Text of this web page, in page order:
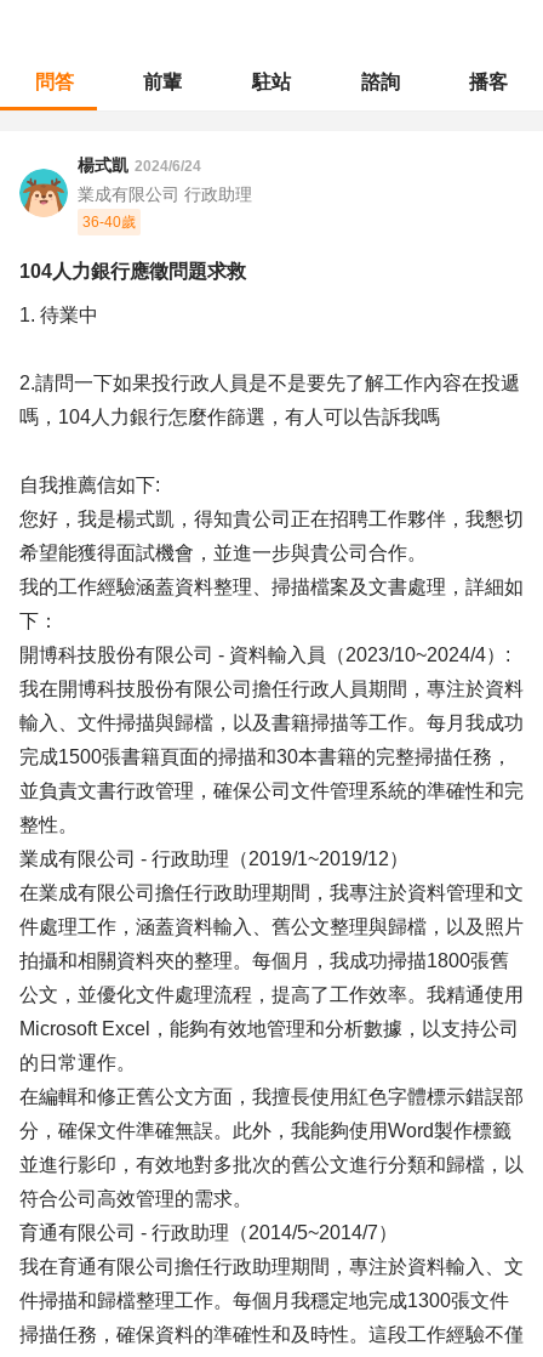
問答 前輩 駐站 諮詢 播客
楊式凱 2024/6/24
業成有限公司 行政助理
36-40歲
104人力銀行應徵問題求救
1. 待業中
2.請問一下如果投行政人員是不是要先了解工作內容在投遞
嗎，104人力銀行怎麼作篩選，有人可以告訴我嗎
自我推薦信如下:
您好，我是楊式凱，得知貴公司正在招聘工作夥伴，我懇切
希望能獲得面試機會，並進一步與貴公司合作。
我的工作經驗涵蓋資料整理、掃描檔案及文書處理，詳細如
下：
開博科技股份有限公司 - 資料輸入員（2023/10~2024/4）:
我在開博科技股份有限公司擔任行政人員期間，專注於資料
輸入、文件掃描與歸檔，以及書籍掃描等工作。每月我成功
完成1500張書籍頁面的掃描和30本書籍的完整掃描任務，
並負責文書行政管理，確保公司文件管理系統的準確性和完
整性。
業成有限公司 - 行政助理（2019/1~2019/12）
在業成有限公司擔任行政助理期間，我專注於資料管理和文
件處理工作，涵蓋資料輸入、舊公文整理與歸檔，以及照片
拍攝和相關資料夾的整理。每個月，我成功掃描1800張舊
公文，並優化文件處理流程，提高了工作效率。我精通使用
Microsoft Excel，能夠有效地管理和分析數據，以支持公司
的日常運作。
在編輯和修正舊公文方面，我擅長使用紅色字體標示錯誤部
分，確保文件準確無誤。此外，我能夠使用Word製作標籤
並進行影印，有效地對多批次的舊公文進行分類和歸檔，以
符合公司高效管理的需求。
育通有限公司 - 行政助理（2014/5~2014/7）
我在育通有限公司擔任行政助理期間，專注於資料輸入、文
件掃描和歸檔整理工作。每個月我穩定地完成1300張文件
掃描任務，確保資料的準確性和及時性。這段工作經驗不僅